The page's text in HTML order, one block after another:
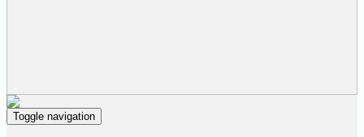
Toggle navigation